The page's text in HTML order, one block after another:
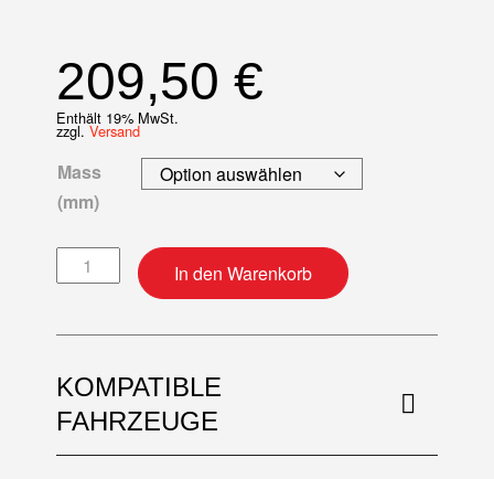
209,50 €
Enthält 19% MwSt.
zzgl. Versand
Mass
(mm)
Kolben-Kit MengeIn den Warenkorb
KOMPATIBLE
FAHRZEUGE